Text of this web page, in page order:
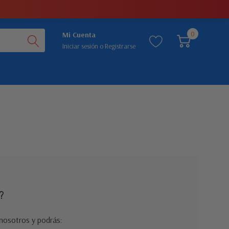
Mi Cuenta
Iniciar sesión o Registrarse
0
y podrás: